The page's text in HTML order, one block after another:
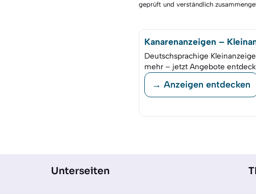
geprüft und verständlich
Kanarenanzeigen –
Deutschsprachige
mehr – jetzt Angebote
→ Anzeigen entdecken
Unterseiten